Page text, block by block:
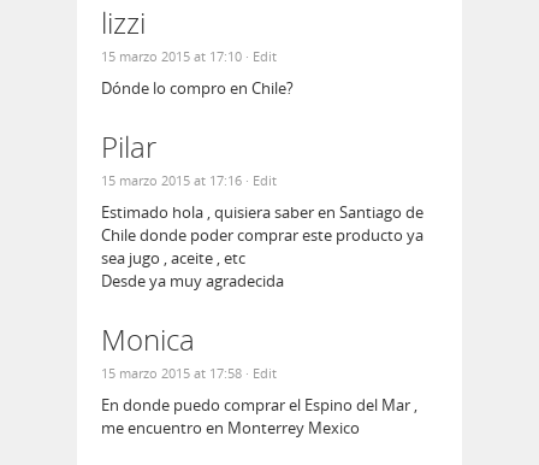
lizzi
15 marzo 2015 at 17:10 · Edit
Dónde lo compro en Chile?
Pilar
15 marzo 2015 at 17:16 · Edit
Estimado hola , quisiera saber en Santiago de
Chile donde poder comprar este producto ya
sea jugo , aceite , etc
Desde ya muy agradecida
Monica
15 marzo 2015 at 17:58 · Edit
En donde puedo comprar el Espino del Mar ,
me encuentro en Monterrey Mexico